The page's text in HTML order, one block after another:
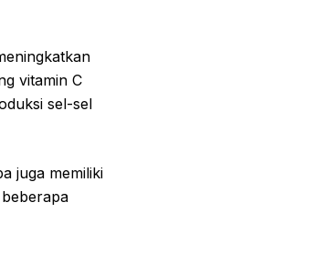
vitamin C
sel-sel
juga memiliki